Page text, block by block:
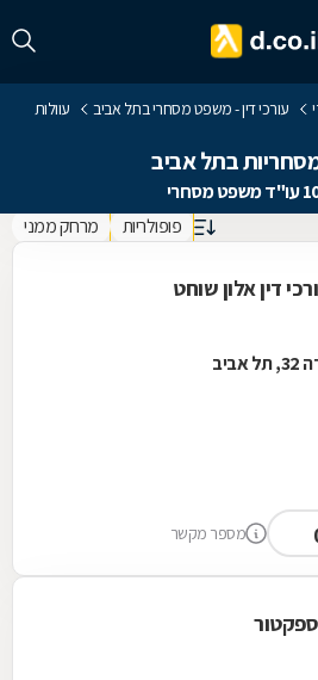
עורכי דין - משפט מסחרי בתל אביב
עוולות
בתל אביב
פופולריות מרחק ממני
דין אלון שוחט
מספר מקשר